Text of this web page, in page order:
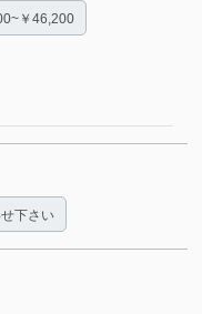
￥46,200
下さい